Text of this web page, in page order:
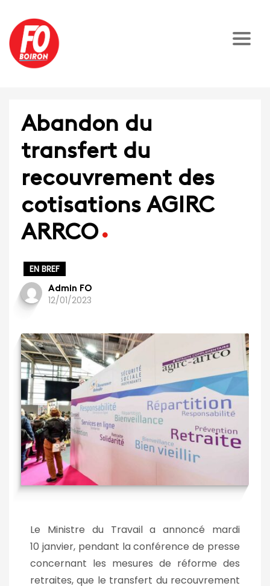
Abandon du
transfert du
recouvrement des
cotisations AGIRC
ARRCO
EN BREF
Admin FO
12/01/2023
Le Ministre du Travail a annoncé mardi
10 janvier, pendant la conférence de presse
concernant les mesures de réforme des
retraites, que le transfert du recouvrement